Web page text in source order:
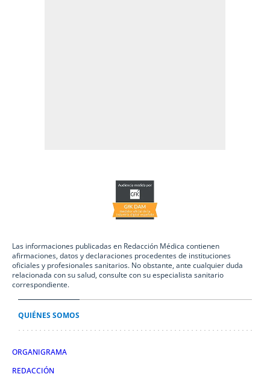
Las informaciones publicadas en Redacción Médica contienen
afirmaciones, datos y declaraciones procedentes de instituciones
oficiales y profesionales sanitarios. No obstante, ante cualquier duda
relacionada con su salud, consulte con su especialista sanitario
correspondiente.
QUIÉNES SOMOS
ORGANIGRAMA
REDACCIÓN